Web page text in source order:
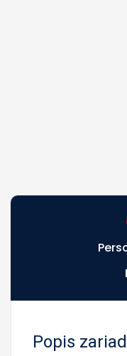
Popis